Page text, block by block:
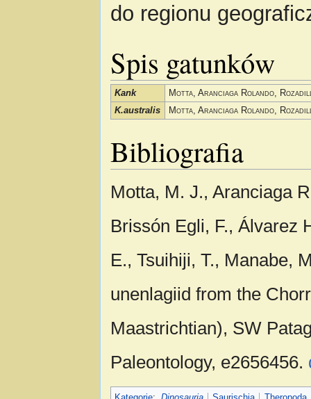
do regionu
Spis gatunków
Kank
Motta, Aranciaga Rolando,
K.australis
Motta, Aranciaga Rolando,
Bibliografia
Motta, M. J., Aranciaga
Brissón Egli, F., Álvarez
E., Tsuihiji, T., Manabe,
unenlagiid from the
Maastrichtian), SW
Paleontology, e2656456.